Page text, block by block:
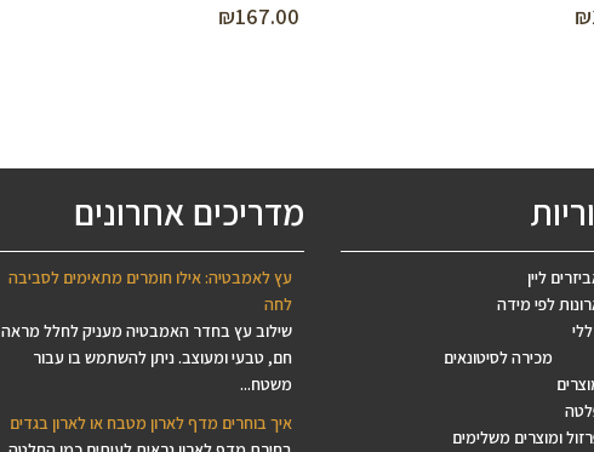
₪
₪167.00
ליין
לפי מידה
מכירה לסיטונאים
ומוצרים משלימים
מדריכים אחרונים
עץ לאמבטיה: אילו חומרים מתאימים לסביבה
לחה
שילוב עץ בחדר האמבטיה מעניק לחלל מראה
חם, טבעי ומעוצב. ניתן להשתמש בו עבור
משטח...
איך בוחרים מדף לארון מטבח או לארון בגדים